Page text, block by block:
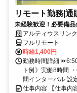
リモート勤務|通
未経験歓迎！必要備
アルティウスリン
フルリモート
時給1,400円
勤務時間詳細
ト例》実働8時間
間インターバル 設
仕事内容 【仕事内